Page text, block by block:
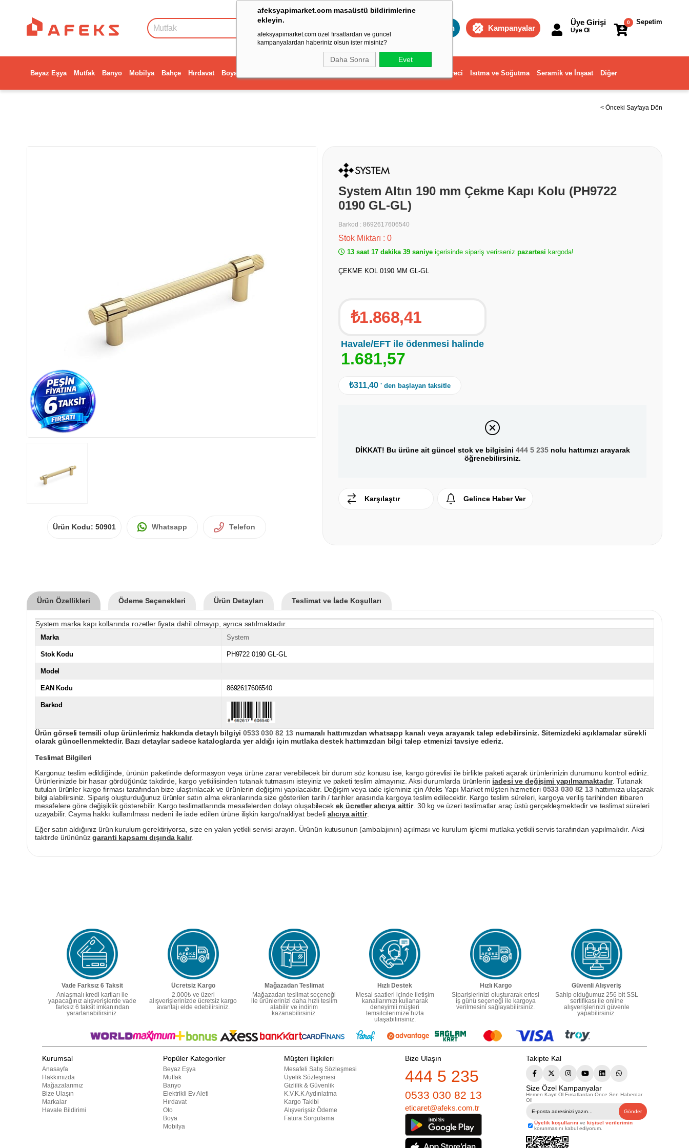
afeksyapimarket.com masaüstü bildirimlerine
ekleyin.
afeksyapimarket.com özel fırsatlardan ve güncel
kampanyalardan haberiniz olsun ister misiniz?
Daha Sonra Evet
Toptan Kampanyalar
Sepetim
0
Üye Girişi
Üye Ol
Beyaz Eşya Mutfak Banyo Mobilya Bahçe Hırdavat Boya Dekorasyon ve Ev Gereci Isıtma ve Soğutma Seramik ve İnşaat Diğer
< Önceki Sayfaya Dön
Ürün Kodu: 50901 Whatsapp Telefon
System Altın 190 mm Çekme Kapı Kolu (PH9722
0190 GL-GL)
Barkod : 8692617606540
Stok Miktarı : 0
13 saat 17 dakika 39 saniye içerisinde sipariş verirseniz pazartesi kargoda!
ÇEKME KOL 0190 MM GL-GL
₺1.868,41
Havale/EFT ile ödenmesi halinde
1.681,57
₺311,40 ' den başlayan taksitle
DİKKAT! Bu ürüne ait güncel stok ve bilgisini 444 5 235nolu hattımızı arayarak
öğrenebilirsiniz.
Karşılaştır Gelince Haber Ver
Ürün Özellikleri Ödeme Seçenekleri Ürün Detayları Teslimat ve İade Koşulları
System marka kapı kollarında rozetler fiyata dahil olmayıp, ayrıca satılmaktadır.
Marka System
Stok Kodu PH9722 0190 GL-GL
Model
EAN Kodu 8692617606540
Barkod
Ürün görseli temsili olup ürünlerimiz hakkında detaylı bilgiyi0533 030 82 13 numaralı hattımızdan whatsapp kanalı veya arayarak talep edebilirsiniz. Sitemizdeki açıklamalar sürekli
olarak güncellenmektedir. Bazı detaylar sadece kataloglarda yer aldığı için mutlaka destek hattımızdan bilgi talep etmenizi tavsiye ederiz.
Teslimat Bilgileri
Kargonuz teslim edildiğinde, ürünün paketinde deformasyon veya ürüne zarar verebilecek bir durum söz konusu ise, kargo görevlisi ile birlikte paketi açarak ürünlerinizin durumunu kontrol ediniz.
Ürünlerinizde bir hasar gördüğünüz takdirde, kargo yetkilisinden tutanak tutmasını isteyiniz ve paketi teslim almayınız. Aksi durumlarda ürünlerin iadesi ve değişimi yapılmamaktadır. Tutanak
tutulan ürünler kargo firması tarafından bize ulaştırılacak ve ürünlerin değişimi yapılacaktır. Değişim veya iade işleminiz için Afeks Yapı Market müşteri hizmetleri 0533 030 82 13hattımıza ulaşarak
bilgi alabilirsiniz. Sipariş oluşturduğunuz ürünler satın alma ekranlarında size gösterilen tarih / tarihler arasında kargoya teslim edilecektir. Kargo teslim süreleri, kargoya veriliş tarihinden itibaren
mesafelere göre değişiklik gösterebilir. Kargo teslimatlarında mesafelerden dolayı oluşabilecek ek ücretler alıcıya aittir. 30 kg ve üzeri teslimatlar araç üstü gerçekleşmektedir ve teslimat süreleri
uzayabilir. Cayma hakkı kullanılması nedeni ile iade edilen ürüne ilişkin kargo/nakliyat bedeli alıcıya aittir.
Eğer satın aldığınız ürün kurulum gerektiriyorsa, size en yakın yetkili servisi arayın. Ürünün kutusunun (ambalajının) açılması ve kurulum işlemi mutlaka yetkili servis tarafından yapılmalıdır. Aksi
taktirde ürününüzgaranti kapsamı dışında kalır.
Vade Farksız 6 Taksit
Anlaşmalı kredi kartları ile
yapacağınız alışverişlerde vade
farksız 6 taksit imkanından
yararlanabilirsiniz.
Ücretsiz Kargo
2.000₺ ve üzeri
alışverişlerinizde ücretsiz kargo
avantajı elde edebilirsiniz.
Mağazadan Teslimat
Mağazadan teslimat seçeneği
ile ürünlerinizi daha hızlı teslim
alabilir ve indirim
kazanabilirsiniz.
Hızlı Destek
Mesai saatleri içinde iletişim
kanallarımızı kullanarak
deneyimli müşteri
temsilcilerimize hızla
ulaşabilirisiniz.
Hızlı Kargo
Siparişlerinizi oluşturarak ertesi
iş günü seçeneği ile kargoya
verilmesini sağlayabilirsiniz.
Güvenli Alışveriş
Sahip olduğumuz 256 bit SSL
sertifikası ile online
alışverişlerinizi güvenle
yapabilirsiniz.
Kurumsal
Anasayfa
Hakkımızda
Mağazalarımız
Bize Ulaşın
Markalar
Havale Bildirimi
Popüler Kategoriler
Beyaz Eşya
Mutfak
Banyo
Elektrikli Ev Aleti
Hırdavat
Oto
Boya
Mobilya
Müşteri İlişkileri
Mesafeli Satış Sözleşmesi
Üyelik Sözleşmesi
Gizlilik & Güvenlik
K.V.K.K Aydınlatma
Kargo Takibi
Alışverişsiz Ödeme
Fatura Sorgulama
Bize Ulaşın
444 5 235
0533 030 82 13
eticaret@afeks.com.tr
Takipte Kal
Size Özel Kampanyalar
Hemen Kayıt Ol Fırsatlardan Önce Sen Haberdar
Ol!
Gönder
Üyelik koşullarını ve kişisel verilerimin
korunmasını kabul ediyorum.